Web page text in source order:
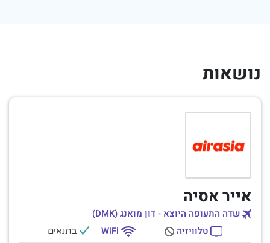
נושאות
אייר אסיה
שדה התעופה היוצא - דון מואנג (DMK)
טלוויזיה
WiFi בתנאים